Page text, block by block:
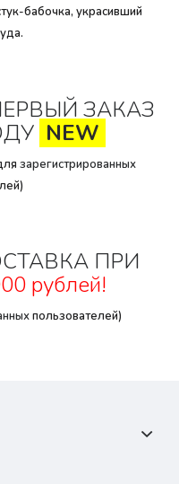
бабочка, украсивший
ЗАКАЗ
NEW
зарегистрированных
ПРИ
рублей!
пользователей)